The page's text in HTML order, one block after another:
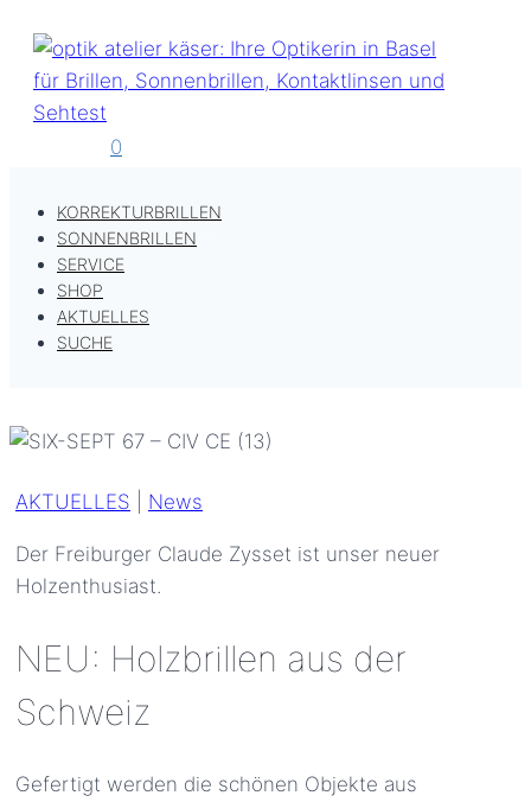
Inhalt
springen
0
KORREKTURBRILLEN
SONNENBRILLEN
SERVICE
SHOP
AKTUELLES
SUCHE
AKTUELLES News
Der Freiburger Claude Zysset ist unser neuer
Holzenthusiast.
NEU: Holzbrillen aus der
Schweiz
Gefertigt werden die schönen Objekte aus